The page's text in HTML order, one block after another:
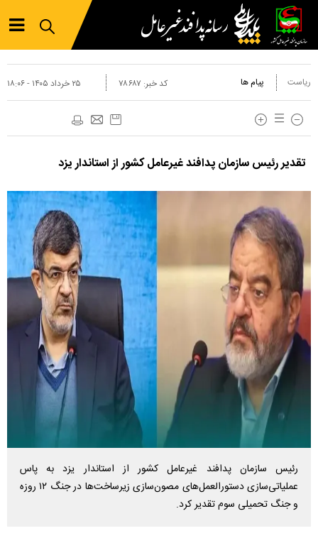
ریاست پیام ها ۲۵ خرداد ۱۴۰۵ - ۱۸:۰۶ کد خبر: ۷۸۶۸۷
تقدیر رئیس سازمان پدافند غیرعامل کشور از استاندار یزد
رئیس سازمان پدافند غیرعامل کشور از استاندار یزد به پاس
عملیاتی‌سازی دستورالعمل‌های مصون‌سازی زیرساخت‌ها در جنگ ۱۲ روزه
و جنگ تحمیلی سوم تقدیر کرد.